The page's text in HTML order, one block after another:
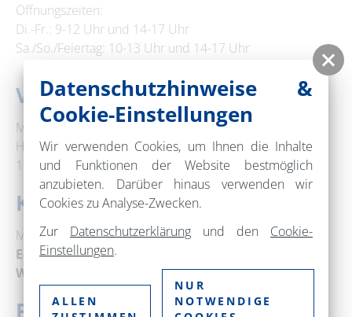
Öffnungszeiten:
Di.-Fr.: 9-12 Uhr und 14-17 Uhr
Sa./So./Feiertag: 10-13 Uhr und 14-17 Uhr
Veranstaltungsort
Museum im Steintor
Hussitenstraße 1
16321 Bernau bei Berlin
Kontakt
Museum Bernau
E-Mail:museum@bernau-bei-berlin.de
Web:
Preise
Datenschutzhinweise &
Cookie-Einstellungen
Wir verwenden Cookies, um Ihnen die Inhalte
und Funktionen der Website bestmöglich
anzubieten. Darüber hinaus verwenden wir
Cookies zu Analyse-Zwecken.
Zur Datenschutzerklärung und den Cookie-
Einstellungen.
ALLEN
NUR
NOTWENDIGE